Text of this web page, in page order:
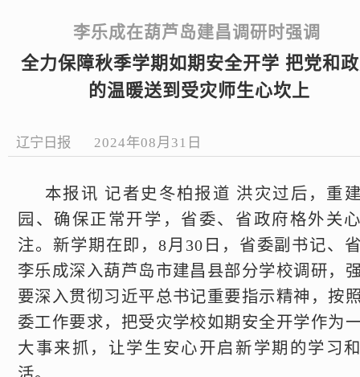
李乐成在葫芦岛建昌调研时强调
全力保障秋季学期如期安全开学 把党和
的温暖送到受灾师生心坎上
辽宁日报 2024年08月31日
本报讯 记者史冬柏报道 洪灾过后，重
园、确保正常开学，省委、省政府格外关
注。新学期在即，8月30日，省委副书记、
李乐成深入葫芦岛市建昌县部分学校调研，
要深入贯彻习近平总书记重要指示精神，按
委工作要求，把受灾学校如期安全开学作为
大事来抓，让学生安心开启新学期的学习